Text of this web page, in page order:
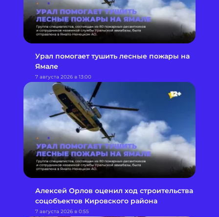
Урал помогает тушить лесные пожары на
Ямале
7 августа 2026 в 13:00
Алексей Орлов оценил ход строительства
соцобъектов Кировского района
7 августа 2026 в 0:55